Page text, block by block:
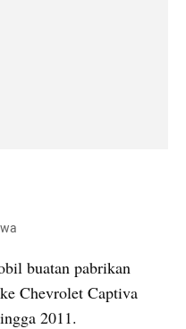
buatan pabrikan
Chevrolet Captiva
2011.